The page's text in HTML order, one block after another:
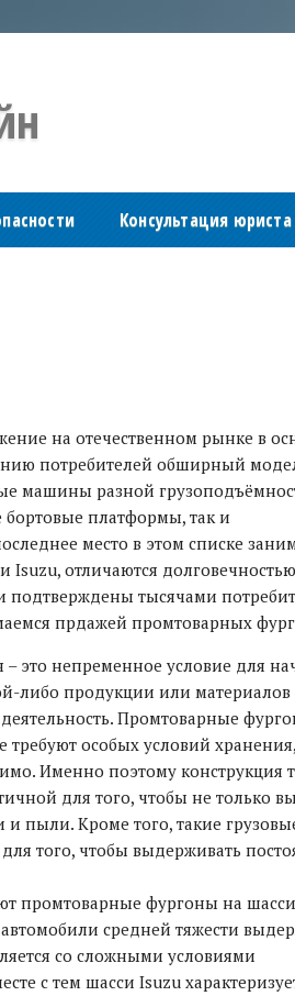
Консультация юриста
на отечественном рынке в
потребителей обширный
машины разной
бортовые платформы, так и
место в этом списке
Isuzu, отличаются
подтверждены тысячами
прдажей промтоварных
– это непременное условие для
либо продукции или материалов
Промтоварные
требуют особых условий
Именно поэтому конструкция
для того, чтобы не только
пыли. Кроме того, такие
того, чтобы выдерживать
промтоварные фургоны на
средней тяжести
со сложными условиями
с тем шасси Isuzu